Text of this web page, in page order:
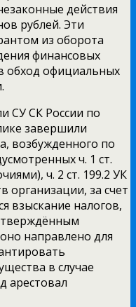
действия
рублей. Эти
из оборота
финансовых
обход официальных
СУ СК России по
завершили
возбужденного по
ч. 1 ст.
ч. 2 ст. 199.2 УК
организации, за счет
взыскание налогов,
направлено для
в случае
арестовал